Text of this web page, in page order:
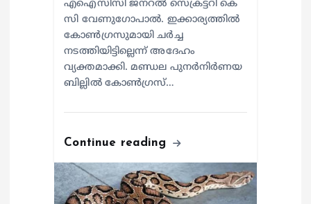
എഐസിസി ജനറൽ സെക്രട്ടറി കെ
സി വേണുഗോപാൽ. ഇക്കാര്യത്തിൽ
കോൺഗ്രസുമായി ചർച്ച
നടത്തിയിട്ടില്ലെന്ന് അദേഹം
വ്യക്തമാക്കി. മണ്ഡല പുനർനിർണയ
ബില്ലിൽ കോൺഗ്രസ്…
Continue reading